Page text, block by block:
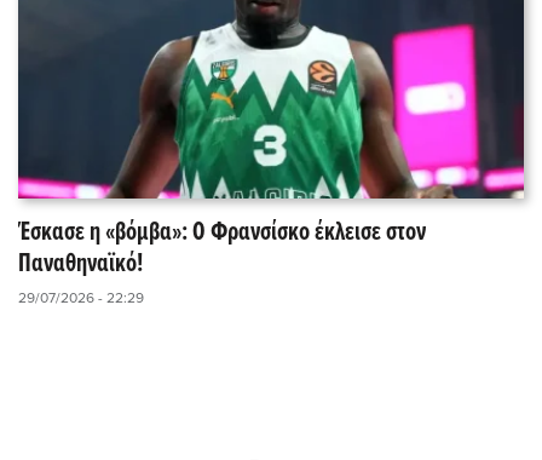
Έσκασε η «βόμβα»: Ο Φρανσίσκο έκλεισε στον
Παναθηναϊκό!
29/07/2026 - 22:29